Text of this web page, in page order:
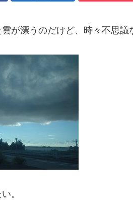
が漂うのだけど、時々不思議
。